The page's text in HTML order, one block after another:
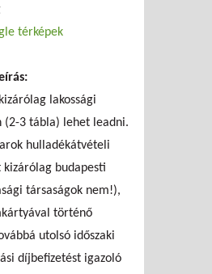
térképek
lakossági
(2-3 tábla) lehet leadni.
hulladékátvételi
budapesti
társaságok nem!),
történő
utolsó időszaki
díjbefizetést igazoló